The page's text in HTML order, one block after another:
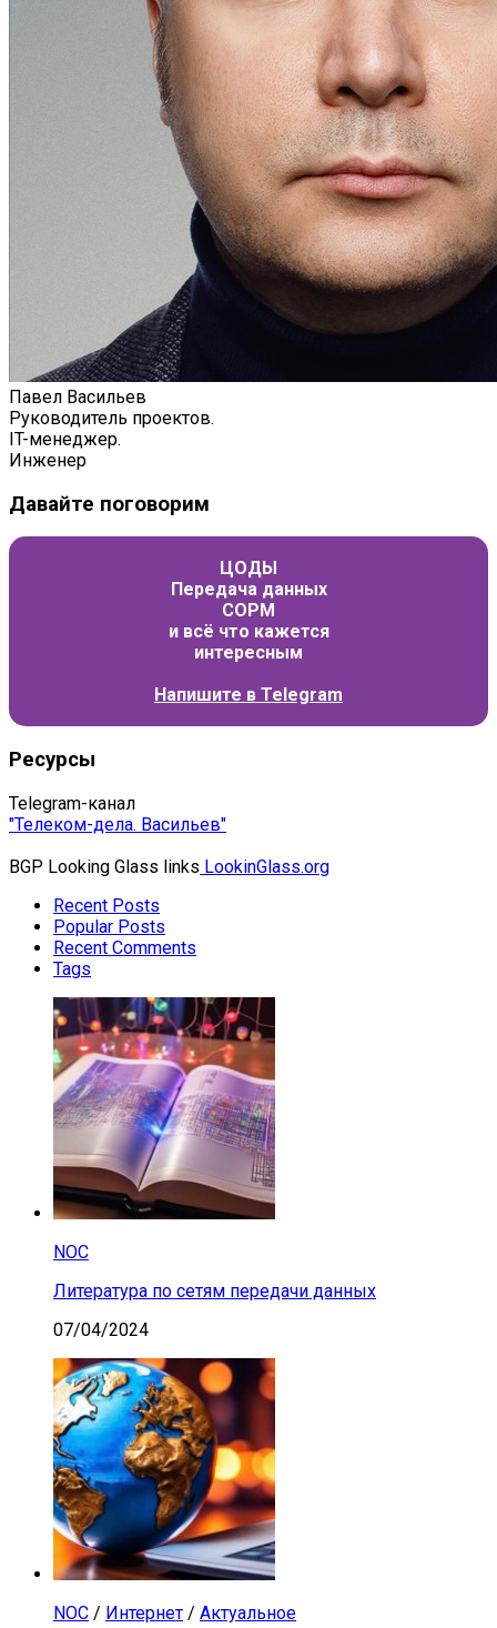
Павел Васильев
Руководитель проектов.
IT-менеджер.
Инженер
Давайте поговорим
ЦОДЫ
Передача данных
СОРМ
и всё что кажется
интересным
Напишите в Telegram
Ресурсы
Telegram-канал
"Телеком-дела. Васильев"
BGP Looking Glass links LookinGlass.org
Recent Posts
Popular Posts
Recent Comments
Tags
NOC
Литература по сетям передачи данных
07/04/2024
NOC / Интернет / Актуальное